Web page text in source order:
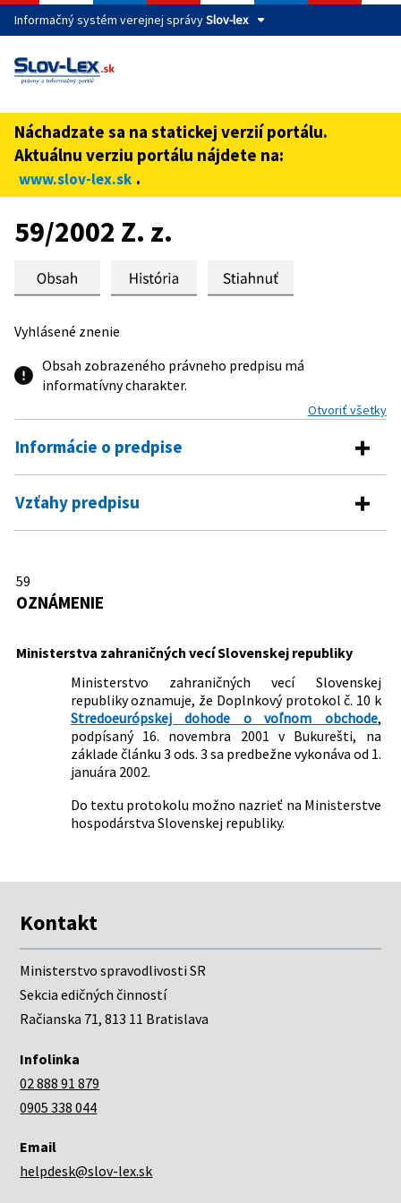
Informačný systém verejnej správySlov-lex
Táto stránka je zabezpečená
cez zabezpečenú webovú stránku verejnej správy SR.
Zabezpečená stránka vždy začína https:// pred názvom
domény webového sídla.
Náchadzate sa na statickej verzií portálu.
Aktuálnu verziu portálu nájdete na:
www.slov-lex.sk .
Preskoč na obsah
59/2002 Z. z.
Vyhlásené znenie
Obsah zobrazeného právneho predpisu má
informatívny charakter.
Otvoriť všetky
Informácie o predpise
Číslo predpisu:
59/2002 Z. z.
Typ: Oznámenie
12.02.2002
Ministerstvo zahraničných vecí Slovenskej republiky
Právo EÚ
Medzinárodné zmluvy, dohody, dohovory
Ekonomika a obchodné vzťahy v
medzinárodnom práve
Vzťahy predpisu
59
OZNÁMENIE
Ministerstva zahraničných vecí Slovenskej republiky
Ministerstvo zahraničných vecí Slovenskej
republiky oznamuje, že Doplnkový protokol č. 10 k
Stredoeurópskej dohode o voľnom obchode,
podpísaný 16. novembra 2001 v Bukurešti, na
základe článku 3 ods. 3 sa predbežne vykonáva od 1.
januára 2002.
Do textu protokolu možno nazrieť na Ministerstve
hospodárstva Slovenskej republiky.
Kontakt
Ministerstvo spravodlivosti SR
Sekcia edičných činností
Račianska 71, 813 11 Bratislava
Infolinka
02 888 91 879
0905 338 044
Email
helpdesk@slov-lex.sk